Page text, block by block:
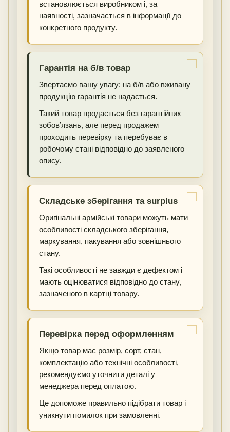
встановлюється виробником і, за
наявності, зазначається в інформації до
конкретного продукту.
Гарантія на б/в товар
Звертаємо вашу увагу: на б/в або вживану
продукцію гарантія не надається.
Такий товар продається без гарантійних
зобов’язань, але перед продажем
проходить перевірку та перебуває в
робочому стані відповідно до заявленого
опису.
Складське зберігання та surplus
Оригінальні армійські товари можуть мати
особливості складського зберігання,
маркування, пакування або зовнішнього
стану.
Такі особливості не завжди є дефектом і
мають оцінюватися відповідно до стану,
зазначеного в картці товару.
Перевірка перед оформленням
Якщо товар має розмір, сорт, стан,
комплектацію або технічні особливості,
рекомендуємо уточнити деталі у
менеджера перед оплатою.
Це допоможе правильно підібрати товар і
уникнути помилок при замовленні.